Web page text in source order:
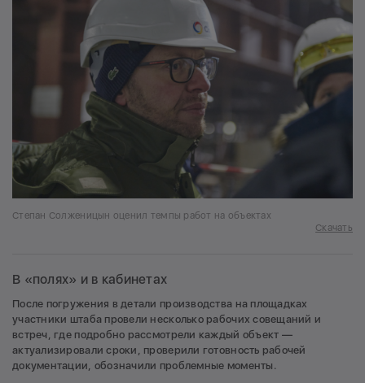
Степан Солженицын оценил темпы работ на объектах
Скачать
В «полях» и в кабинетах
После погружения в детали производства на площадках
участники штаба провели несколько рабочих совещаний и
встреч, где подробно рассмотрели каждый объект —
актуализировали сроки, проверили готовность рабочей
документации, обозначили проблемные моменты.